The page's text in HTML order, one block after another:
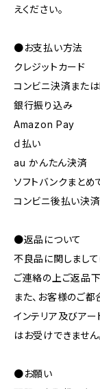
えください。
●お支払い方法
クレジットカード
コンビニ決済また
銀行振り込み
Amazon Pay
ｄ払い
au かんたん決済
ソフトバンクまと
コンビニ後払い決済
●返品について
不良品に関しまし
ご連絡の上ご返品下
また、お客様のご
インテリア及びア
はお受けできません
●お願い